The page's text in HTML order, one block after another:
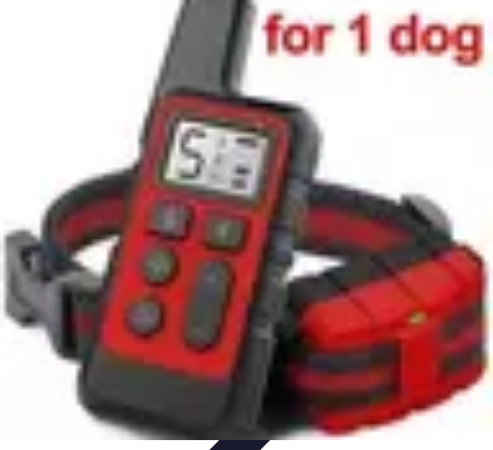
Entraînement et Techniques
Techniques et
Tendances Équipement et Terrain
Tout sur le Padel